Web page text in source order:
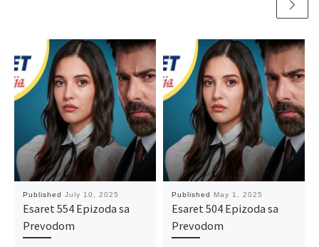
Published July 10, 2025
Esaret 554 Epizoda sa
Prevodom
Published May 1, 2025
Esaret 504 Epizoda sa
Prevodom